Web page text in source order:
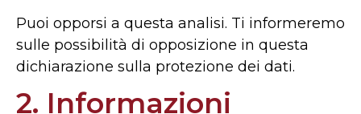
Puoi opporsi a questa analisi. Ti informeremo
sulle possibilità di opposizione in questa
dichiarazione sulla protezione dei dati.
2. Informazioni